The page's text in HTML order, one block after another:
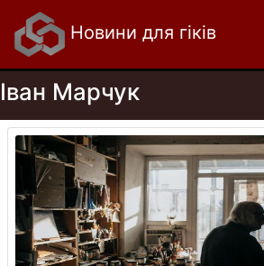
Новини для гіків
Іван Марчук